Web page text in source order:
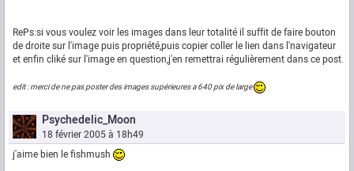
RePs:si vous voulez voir les images dans leur totalité il suffit de faire bouton
de droite sur l'image puis propriété,puis copier coller le lien dans l'navigateur
et enfin cliké sur l'image en question,j'en remettrai régulièrement dans ce post.
edit : merci de ne pas poster des images supérieures a 640 pix de large
Psychedelic_Moon
18 février 2005 à 18h49
j'aime bien le fishmush